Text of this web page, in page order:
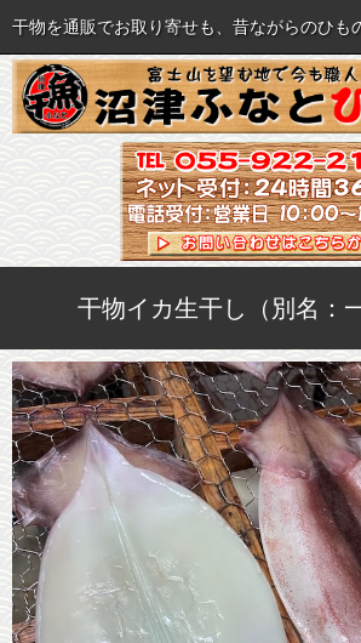
MENU
おいしい干物各種
セット・詰め合わせ
海産珍味など各種
すべての商品を見る
飲食店様へ(業販）
ご注文
ご注文
特商法
送料・
干物の旨さの秘密
干物調理の秘訣
干物保存の秘訣
直売店
会社概
お客様
干物イカ生干し（別名：